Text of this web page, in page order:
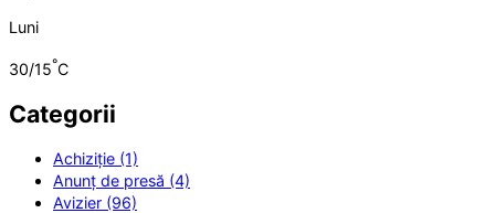
Luni
30/15°C
Categorii
Achiziție (1)
Anunț de presă (4)
Avizier (96)